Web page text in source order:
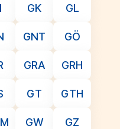
GK GL
GNT GÖ
GRA GRH
GT GTH
GW GZ